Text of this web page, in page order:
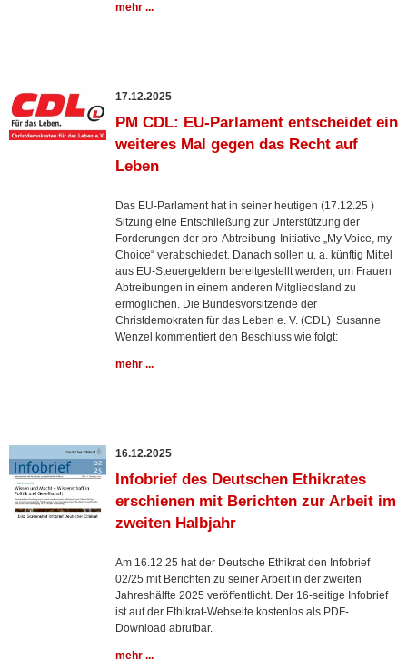
mehr ...
17.12.2025
PM CDL: EU-Parlament entscheidet ein
weiteres Mal gegen das Recht auf
Leben
Das EU-Parlament hat in seiner heutigen (17.12.25 )
Sitzung eine Entschließung zur Unterstützung der
Forderungen der pro-Abtreibung-Initiative „My Voice, my
Choice“ verabschiedet. Danach sollen u. a. künftig Mittel
aus EU-Steuergeldern bereitgestellt werden, um Frauen
Abtreibungen in einem anderen Mitgliedsland zu
ermöglichen. Die Bundesvorsitzende der
Christdemokraten für das Leben e. V. (CDL) Susanne
Wenzel kommentiert den Beschluss wie folgt:
mehr ...
16.12.2025
Infobrief des Deutschen Ethikrates
erschienen mit Berichten zur Arbeit im
zweiten Halbjahr
Am 16.12.25 hat der Deutsche Ethikrat den Infobrief
02/25 mit Berichten zu seiner Arbeit in der zweiten
Jahreshälfte 2025 veröffentlicht. Der 16-seitige Infobrief
ist auf der Ethikrat-Webseite kostenlos als PDF-
Download abrufbar.
mehr ...